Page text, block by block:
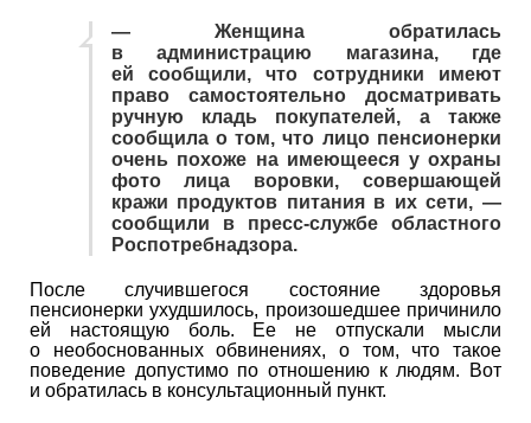
— Женщина обратилась
в администрацию магазина, где
ей сообщили, что сотрудники имеют
право самостоятельно досматривать
ручную кладь покупателей, а также
сообщила о том, что лицо пенсионерки
очень похоже на имеющееся у охраны
фото лица воровки, совершающей
кражи продуктов питания в их сети, —
сообщили в пресс-службе областного
Роспотребнадзора.
После случившегося состояние здоровья
пенсионерки ухудшилось, произошедшее причинило
ей настоящую боль. Ее не отпускали мысли
о необоснованных обвинениях, о том, что такое
поведение допустимо по отношению к людям. Вот
и обратилась в консультационный пункт.